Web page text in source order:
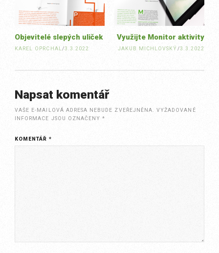
Využijte Monitor aktivity
JAKUB MICHLOVSKÝ/3.3.2022
Objevitelé slepých uliček
KAREL OPRCHAL/3.3.2022
Napsat komentář
VAŠE E-MAILOVÁ ADRESA NEBUDE ZVEŘEJNĚNA. VYŽADOVANÉ
INFORMACE JSOU OZNAČENY*
KOMENTÁŘ*